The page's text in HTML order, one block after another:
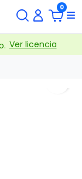
0
Ver licencia